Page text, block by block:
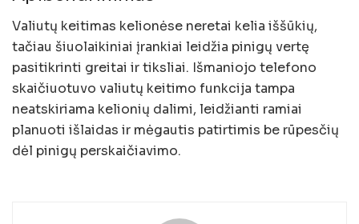
Valiutų keitimas kelionėse neretai kelia iššūkių,
tačiau šiuolaikiniai įrankiai leidžia pinigų vertę
pasitikrinti greitai ir tiksliai. Išmaniojo telefono
skaičiuotuvo valiutų keitimo funkcija tampa
neatskiriama kelionių dalimi, leidžianti ramiai
planuoti išlaidas ir mėgautis patirtimis be rūpesčių
dėl pinigų perskaičiavimo.